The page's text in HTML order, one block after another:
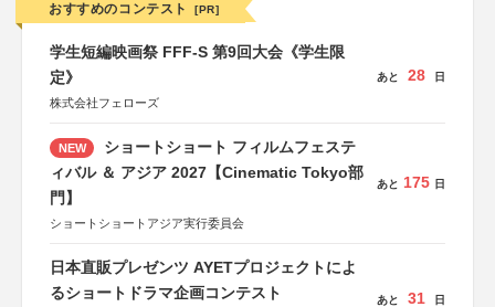
おすすめのコンテスト [PR]
学生短編映画祭 FFF-S 第9回大会《学生限
定》
株式会社フェローズ
あと 28 日
NEW
ショートショート フィルムフェステ
ィバル ＆ アジア 2027【Cinematic Tokyo部
門】
ショートショートアジア実行委員会
あと 175 日
日本直販プレゼンツ AYETプロジェクトによ
るショートドラマ企画コンテスト
あと 31 日